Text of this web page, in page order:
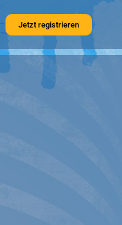
Jetzt registrieren